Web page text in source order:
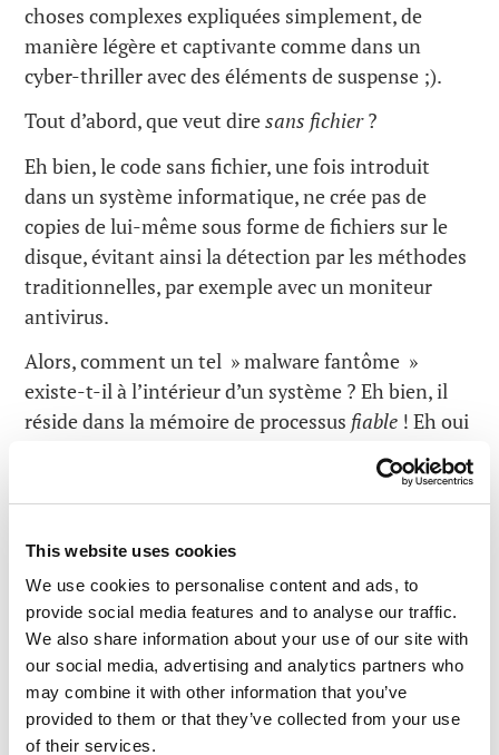
This website uses cookies
We use cookies to personalise content and ads, to
provide social media features and to analyse our traffic.
We also share information about your use of our site with
our social media, advertising and analytics partners who
may combine it with other information that you’ve
provided to them or that they’ve collected from your use
of their services.
choses complexes expliquées simplement, de
manière légère et captivante comme dans un
cyber-thriller avec des éléments de suspense ;).
Tout d’abord, que veut diresans fichier?
Eh bien, le code sans fichier, une fois introduit
dans un système informatique, ne crée pas de
copies de lui-même sous forme de fichiers sur le
disque, évitant ainsi la détection par les méthodes
traditionnelles, par exemple avec un moniteur
antivirus.
Alors, comment un tel » malware fantôme »
existe-t-il à l’intérieur d’un système ? Eh bien, il
réside dans la mémoire de processus fiable ! Eh oui
du code dynamique, notamment utilisé pour la
Compilation juste à temps. Cela consiste en la
transformation d’un code de programme en code
machine non pas immédiatement, mais au fur et à
mesure des besoins. Cette approche améliore la
vitesse d’exécution de certaines applications. Et
pour prendre en charge cette fonctionnalité,